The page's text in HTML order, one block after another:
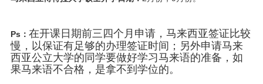
Ps： 在开课日期前三四个月申请，马来西亚签证比较
慢，以保证有足够的办理签证时间；另外申请马来
西亚公立大学的同学要做好学习马来语的准备，如
果马来语不合格，是拿不到学位的。